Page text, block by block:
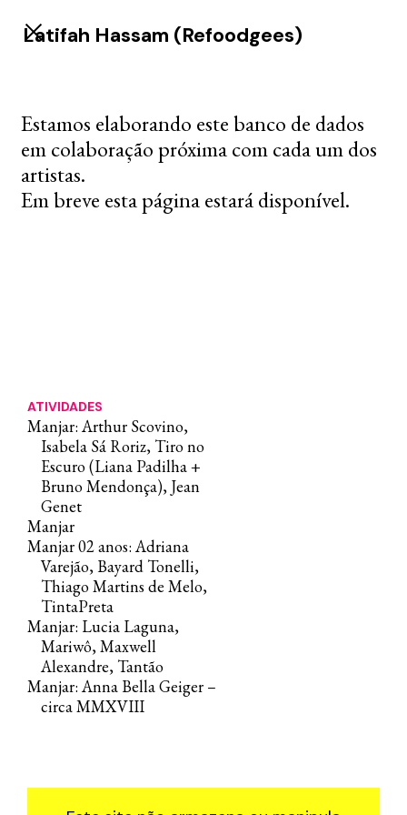
Latifah Hassam (Refoodgees)
ATIVIDADES
Manjar: Arthur Scovino,
Isabela Sá Roriz, Tiro no
Escuro (Liana Padilha +
Bruno Mendonça), Jean
Genet
Manjar
Manjar 02 anos: Adriana
Varejão, Bayard Tonelli,
Thiago Martins de Melo,
TintaPreta
Manjar: Lucia Laguna,
Mariwô, Maxwell
Alexandre, Tantão
Manjar: Anna Bella Geiger –
circa MMXVIII
Estamos elaborando este banco de dados
em colaboração próxima com cada um dos
artistas.
Em breve esta página estará disponível.